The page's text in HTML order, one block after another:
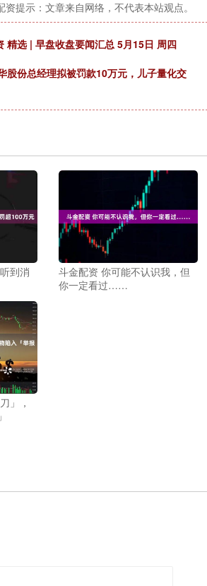
资提示：文章来自网络，不代表本站观点。
精选 | 早盘收盘要闻汇总 5月15日 周四
股份总经理拟被罚款10万元，儿子量化交
到消
斗金配资 你可能不认识我，但
你一定看过……
」，